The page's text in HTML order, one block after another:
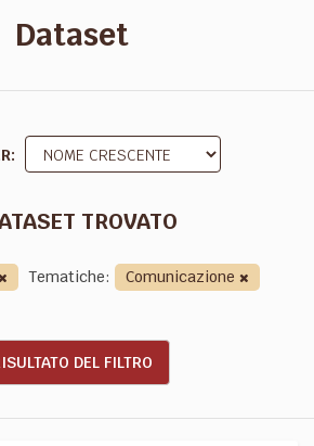
Dataset
TROVATO
Tematiche: Comunicazione
DEL FILTRO